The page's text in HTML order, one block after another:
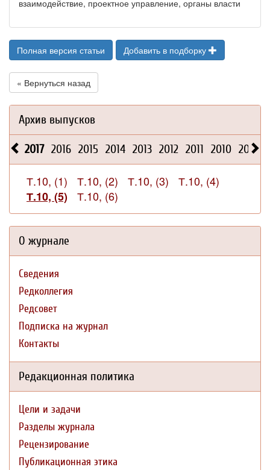
взаимодействие, проектное управление, органы власти
Полная версия статьи Добавить в подборку
« Вернуться назад
Архив выпусков
2017 2016 2015 2014 2013 2012 2011 2010 2009
Т.10, (1) Т.10, (2) Т.10, (3)
Т.10, (4)
Т.10, (5)
Т.10, (6)
О журнале
Сведения
Редколлегия
Редсовет
Подписка на журнал
Контакты
Редакционная политика
Цели и задачи
Разделы журнала
Рецензирование
Публикационная этика